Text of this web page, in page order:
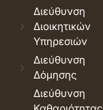
Διεύθυνση
Διοικητικών
Υπηρεσιών
Διεύθυνση
Δόμησης
Διεύθυνση